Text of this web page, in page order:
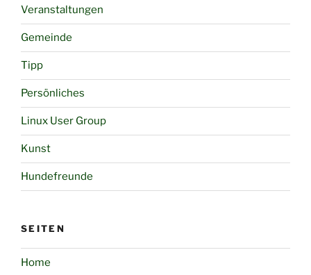
Veranstaltungen
Gemeinde
Tipp
Persönliches
Linux User Group
Kunst
Hundefreunde
SEITEN
Home